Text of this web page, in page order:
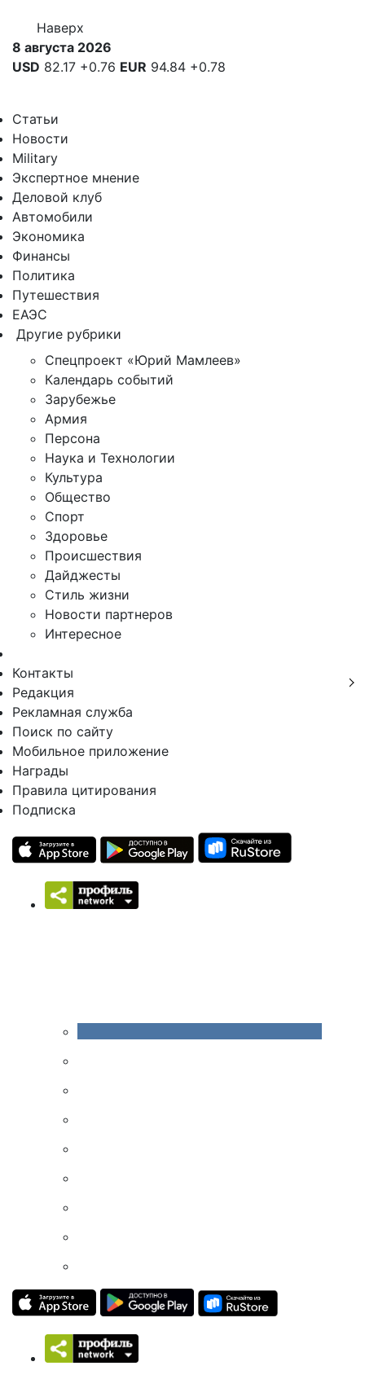
Наверх
8 августа 2026
USD 82.17 +0.76 EUR 94.84 +0.78
Статьи
Новости
Military
Экспертное мнение
Деловой клуб
Автомобили
Экономика
Финансы
Политика
Путешествия
ЕАЭС
Другие рубрики
Спецпроект «Юрий Мамлеев»
Календарь событий
Зарубежье
Армия
Персона
Наука и Технологии
Культура
Общество
Спорт
Здоровье
Происшествия
Дайджесты
Стиль жизни
Новости партнеров
Интересное
Контакты
Редакция
Рекламная служба
Поиск по сайту
Мобильное приложение
Награды
Правила цитирования
Подписка